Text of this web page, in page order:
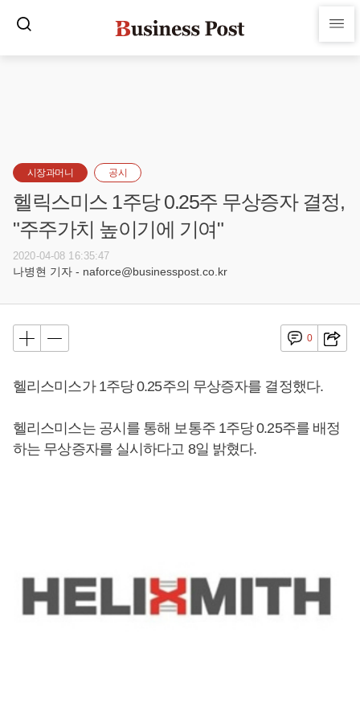
시장과머니 공시
헬릭스미스 1주당 0.25주 무상증자 결정,
"주주가치 높이기에 기여"
2020-04-08 16:35:47
나병현 기자 - naforce@businesspost.co.kr
0
헬리스미스가 1주당 0.25주의 무상증자를 결정했다.
헬리스미스는 공시를 통해 보통주 1주당 0.25주를 배정
하는 무상증자를 실시하다고 8일 밝혔다.